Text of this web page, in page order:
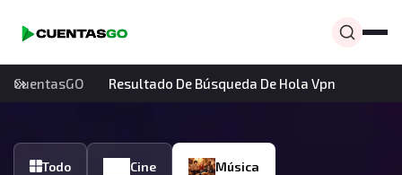
CuentasGO Resultado De Búsqueda De Hola Vpn
Todo Cine Música